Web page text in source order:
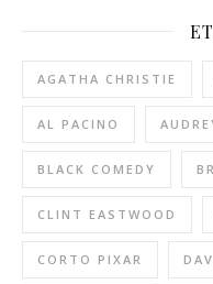
AGATHA CHRISTIE
AL PACINO
BLACK COMEDY
CLINT EASTWOOD
CORTO PIXAR